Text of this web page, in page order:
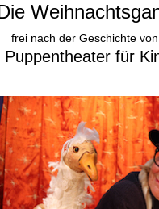
frei nach der Geschichte
Puppentheater für